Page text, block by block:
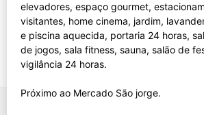
elevadores, espaço gourmet,
visitantes, home cinema, jardim,
e piscina aquecida, portaria 24 horas,
de jogos, sala fitness, sauna, salão de
vigilância 24 horas.